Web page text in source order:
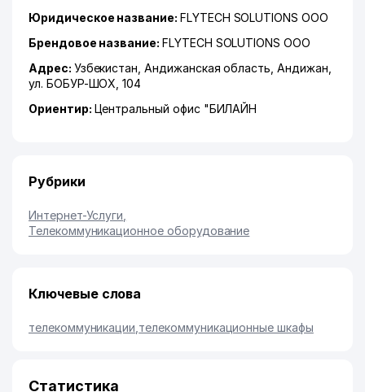
Юридическое название: FLYTECH SOLUTIONS ООО
Брендовое название: FLYTECH SOLUTIONS ООО
Адрес: Узбекистан,Андижанская область ,Андижан
ул. БОБУР-ШОХ , 104
Ориентир: Центральный офис "БИЛАЙН
Рубрики
Интернет-Услуги
Телекоммуникационное оборудование
Ключевые слова
телекоммуникации телекоммуникационные шкафы
Статистика